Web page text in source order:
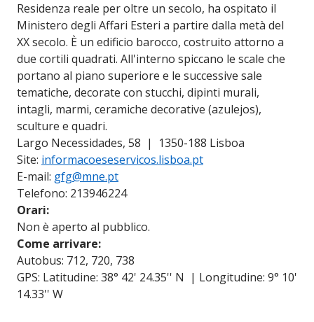
Residenza reale per oltre un secolo, ha ospitato il
Ministero degli Affari Esteri a partire dalla metà del
XX secolo. È un edificio barocco, costruito attorno a
due cortili quadrati. All'interno spiccano le scale che
portano al piano superiore e le successive sale
tematiche, decorate con stucchi, dipinti murali,
intagli, marmi, ceramiche decorative (azulejos),
sculture e quadri.
Largo Necessidades, 58 | 1350-188 Lisboa
Site: informacoeseservicos.lisboa.pt
E-mail: gfg@mne.pt
Telefono: 213946224
Orari:
Non è aperto al pubblico.
Come arrivare:
Autobus: 712, 720, 738
GPS: Latitudine: 38° 42' 24.35'' N | Longitudine: 9° 10'
14.33'' W